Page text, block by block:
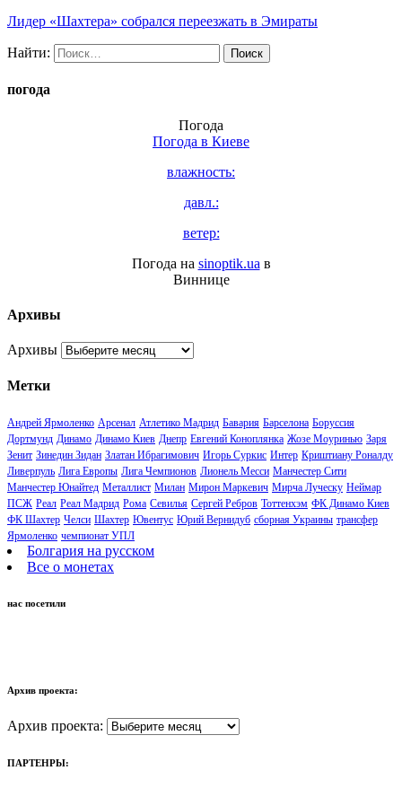
Лидер «Шахтера» собрался переезжать в Эмираты
Найти:
погода
Погода
Погода в Киеве
влажность:
давл.:
ветер:
Погода на sinoptik.ua в
Виннице
Архивы
Архивы
Метки
Андрей Ярмоленко Арсенал Атлетико Мадрид Бавария Барселона Боруссия
Дортмунд Динамо Динамо Киев Днепр Евгений Коноплянка Жозе Моуринью Заря
Зенит Зинедин Зидан Златан Ибрагимович Игорь Суркис Интер Криштиану Роналду
Ливерпуль Лига Европы Лига Чемпионов Лионель Месси Манчестер Сити
Манчестер Юнайтед Металлист Милан Мирон Маркевич Мирча Луческу Неймар
ПСЖ Реал Реал Мадрид Рома Севилья Сергей Ребров Тоттенхэм ФК Динамо Киев
ФК Шахтер Челси Шахтер Ювентус Юрий Вернидуб сборная Украины трансфер
Ярмоленко чемпионат УПЛ
Болгария на русском
Все о монетах
нас посетили
Архив проекта:
Архив проекта:
ПАРТЕНРЫ: